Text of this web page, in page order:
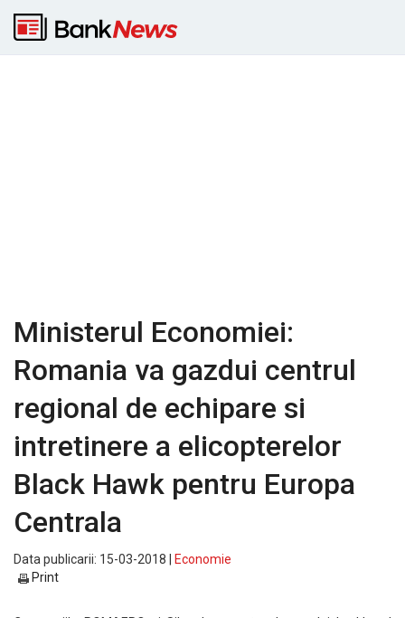
Ministerul Economiei:
Romania va gazdui centrul
regional de echipare si
intretinere a elicopterelor
Black Hawk pentru Europa
Centrala
Data publicarii: 15-03-2018 |
Economie
Print